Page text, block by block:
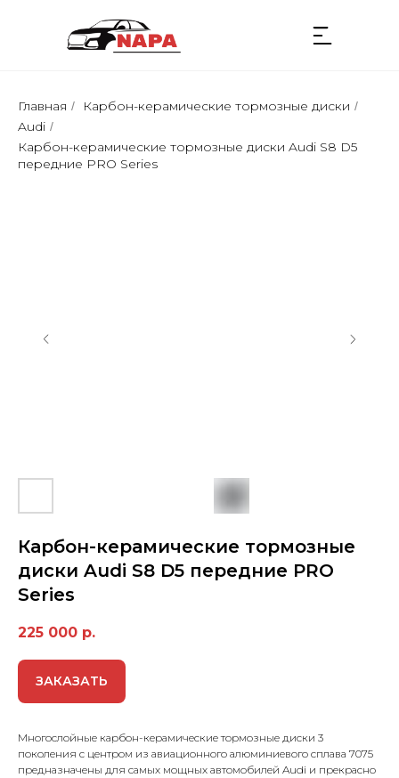
Главная / Карбон-керамические тормозные диски /
Audi /
Карбон-керамические тормозные диски Audi S8 D5
передние PRO Series
Карбон-керамические тормозные
диски Audi S8 D5 передние PRO
Series
225 000 р.
ЗАКАЗАТЬ
Многослойные карбон-керамические тормозные диски 3
поколения с центром из авиационного алюминиевого сплава 7075
предназначены для самых мощных автомобилей Audi и прекрасно